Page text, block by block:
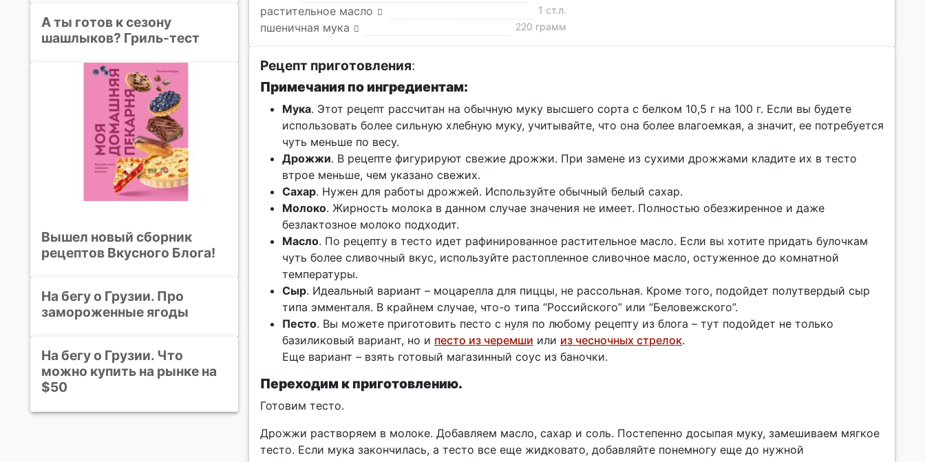
растительное масло 1 ст.л.
пшеничная мука 220 грамм
Рецепт приготовления:
Примечания по ингредиентам:
Мука. Этот рецепт рассчитан на обычную муку высшего сорта с белком 10,5 г на 100 г. Если вы будете
использовать более сильную хлебную муку, учитывайте, что она более влагоемкая, а значит, ее потребуется
чуть меньше по весу.
Дрожжи. В рецепте фигурируют свежие дрожжи. При замене из сухими дрожжами кладите их в тесто
втрое меньше, чем указано свежих.
Сахар. Нужен для работы дрожжей. Используйте обычный белый сахар.
Молоко. Жирность молока в данном случае значения не имеет. Полностью обезжиренное и даже
безлактозное молоко подходит.
Масло. По рецепту в тесто идет рафинированное растительное масло. Если вы хотите придать булочкам
чуть более сливочный вкус, используйте растопленное сливочное масло, остуженное до комнатной
температуры.
Сыр. Идеальный вариант – моцарелла для пиццы, не рассольная. Кроме того, подойдет полутвердый сыр
типа эмменталя. В крайнем случае, что-о типа “Российского” или “Беловежского”.
Песто. Вы можете приготовить песто с нуля по любому рецепту из блога – тут подойдет не только
базиликовый вариант, но и песто из черемши или из чесночных стрелок.
Еще вариант – взять готовый магазинный соус из баночки.
Переходим к приготовлению.
Готовим тесто.
Дрожжи растворяем в молоке. Добавляем масло, сахар и соль. Постепенно досыпая муку, замешиваем мягкое
тесто. Если мука закончилась, а тесто все еще жидковато, добавляйте понемногу еще до нужной
А ты готов к сезону
шашлыков? Гриль-тест
Вышел новый сборник
рецептов Вкусного Блога!
На бегу о Грузии. Про
замороженные ягоды
На бегу о Грузии. Что
можно купить на рынке на
$50